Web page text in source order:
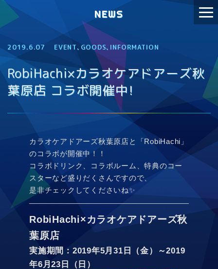
NEWS
2019.6.07 EVENT、 GOODS、 INFORMATION
RobiHachi×カラオケアドアーズ秋
葉原店 コラボ開催中！
カラオケアドアーズ秋葉原店と「RobiHachi」
のコラボが開催中！！
コラボドリンク、コラボルーム、特典のコー
スターなど盛りだくさんですので、
是非チェックしてくださいね✨
RobiHachi×カラオケアドアーズ秋
葉原店
実施期間：2019年5月31日（金）～2019
年6月23日（日）